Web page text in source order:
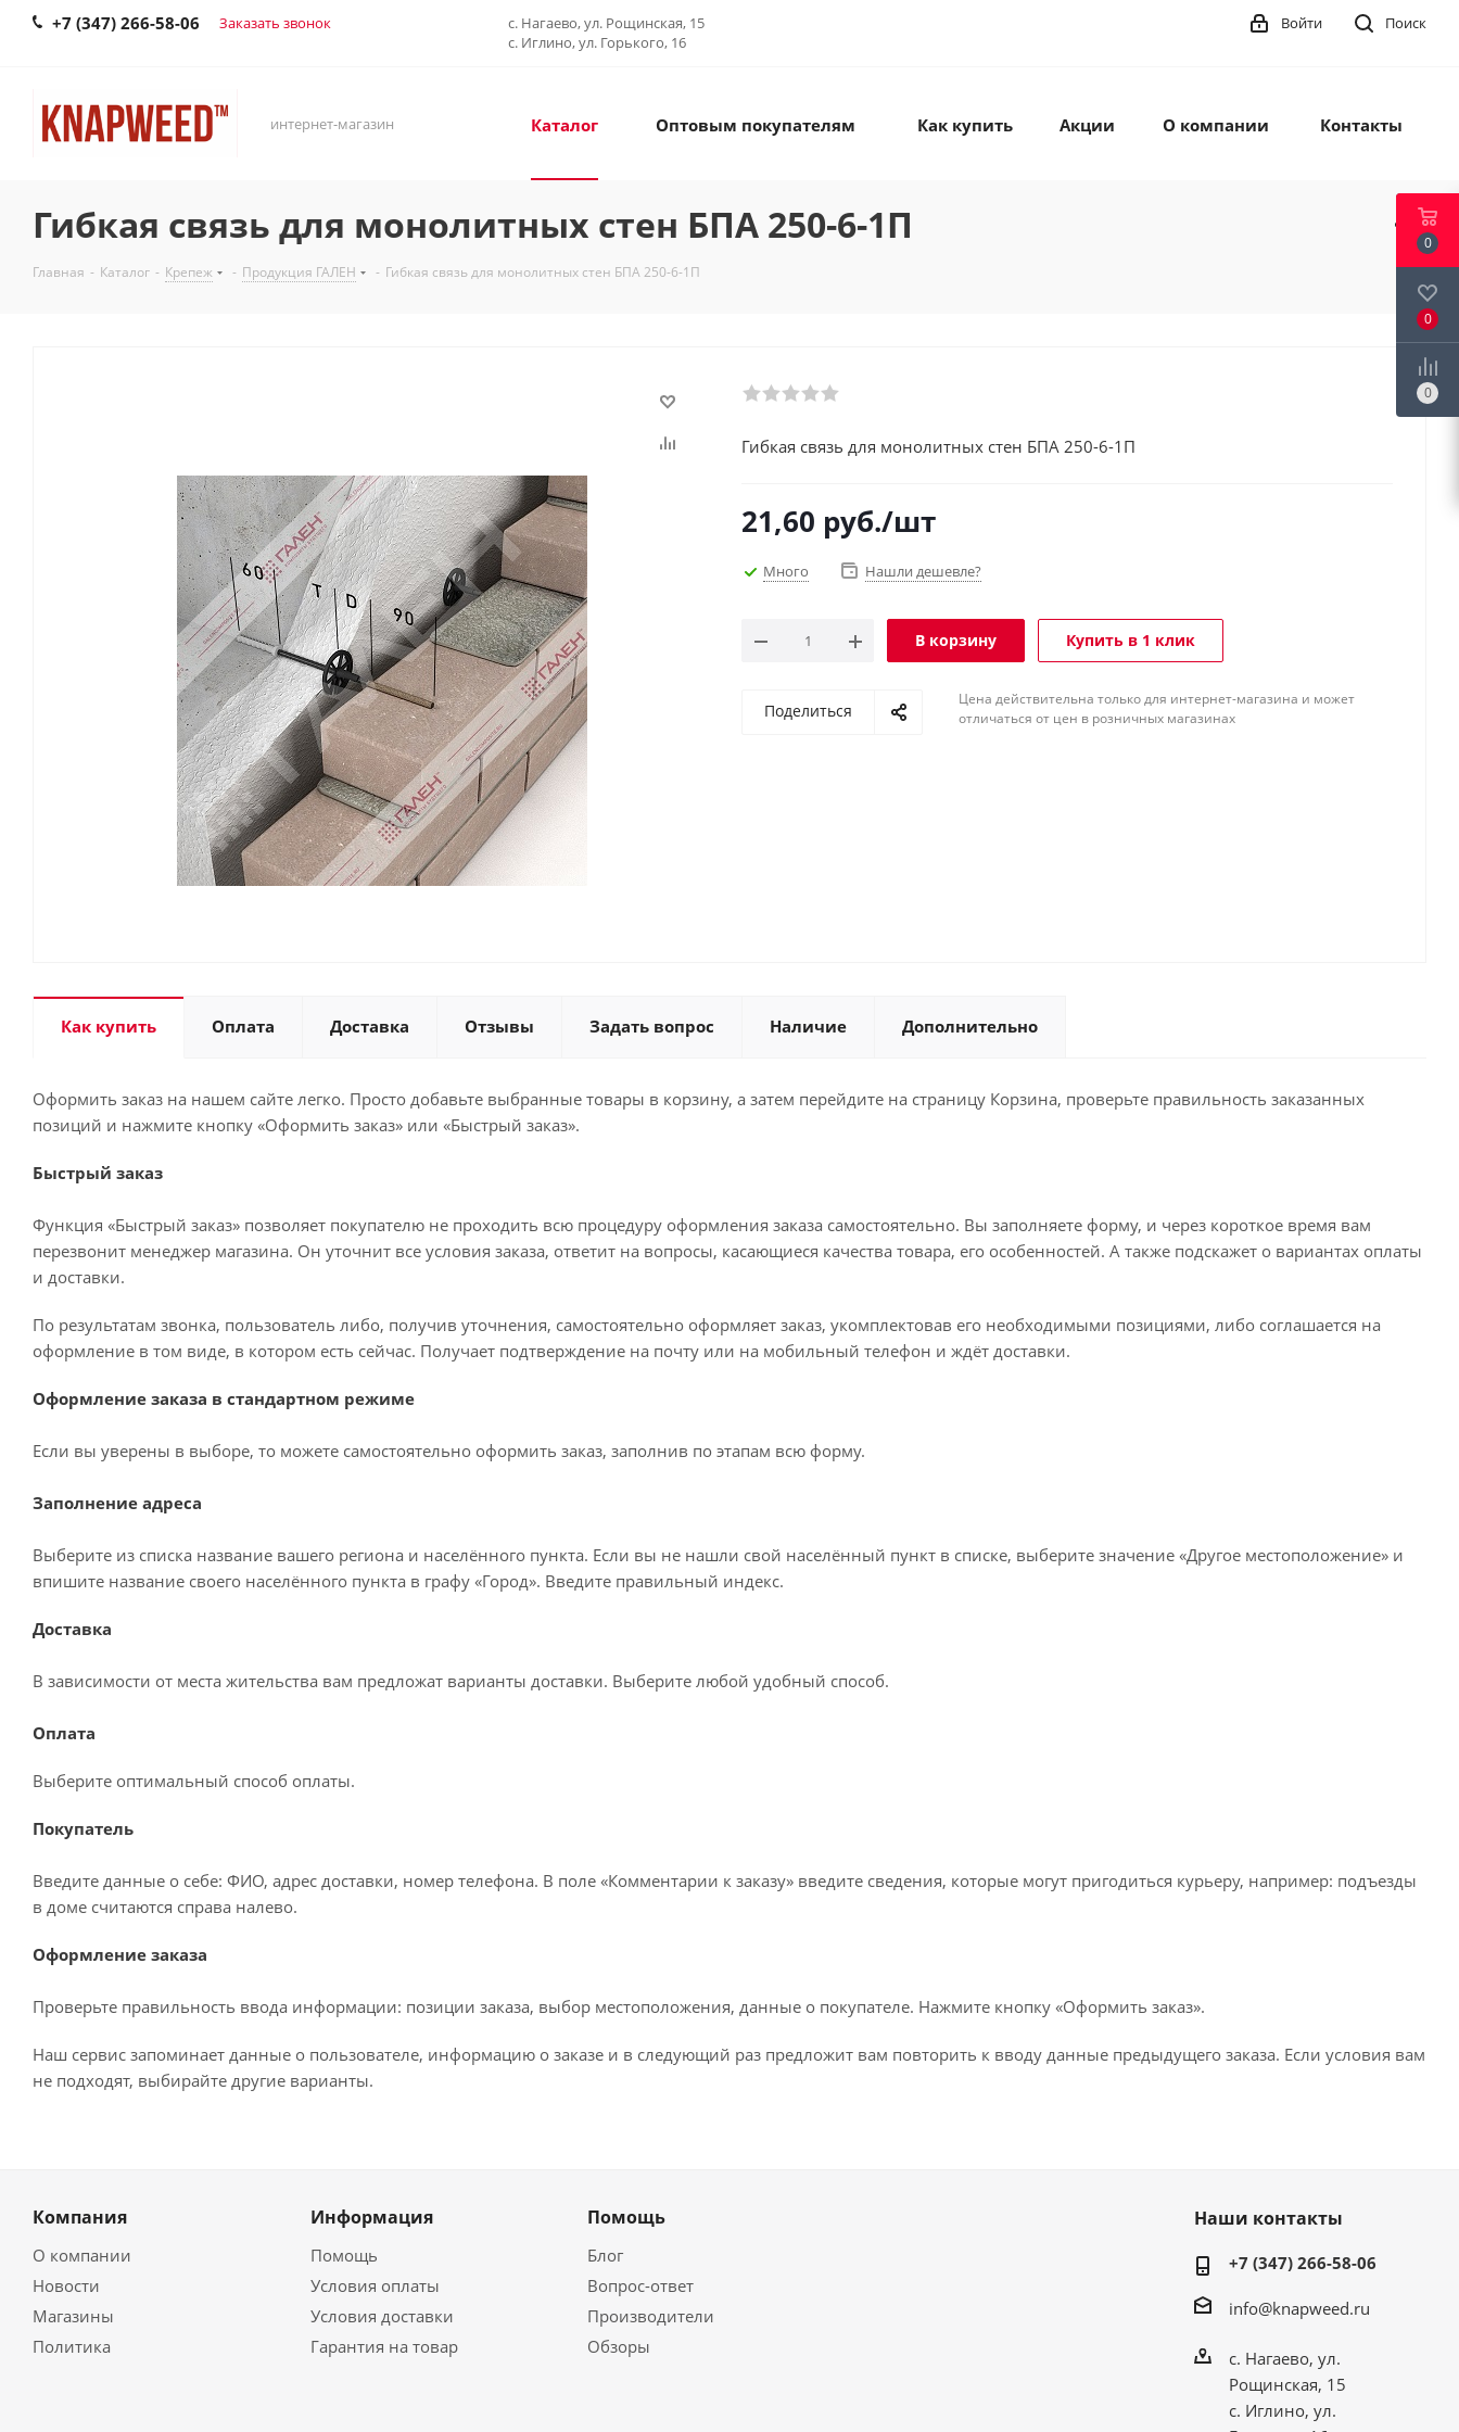
+7 (347) 266-58-06 Заказать звонок
с. Нагаево, ул. Рощинская, 15
с. Иглино, ул. Горького, 16
Поиск
Войти
интернет-магазин Каталог Оптовым покупателям Как купить Акции О компании Контакты
Гибкая связь для монолитных стен БПА 250-6-1П
Главная - Каталог - Крепеж - Продукция ГАЛЕН - Гибкая связь для монолитных стен БПА 250-6-1П
Гибкая связь для монолитных стен БПА 250-6-1П
21,60 руб./шт
Много Нашли дешевле?
В корзину Купить в 1 клик
Поделиться
Цена действительна только для интернет-магазина и может
отличаться от цен в розничных магазинах
Как купить Оплата Доставка Отзывы Задать вопрос Наличие Дополнительно
Оформить заказ на нашем сайте легко. Просто добавьте выбранные товары в корзину, а затем перейдите на страницу Корзина, проверьте правильность заказанных
позиций и нажмите кнопку «Оформить заказ» или «Быстрый заказ».
Быстрый заказ
Функция «Быстрый заказ» позволяет покупателю не проходить всю процедуру оформления заказа самостоятельно. Вы заполняете форму, и через короткое время вам
перезвонит менеджер магазина. Он уточнит все условия заказа, ответит на вопросы, касающиеся качества товара, его особенностей. А также подскажет о вариантах оплаты
и доставки.
По результатам звонка, пользователь либо, получив уточнения, самостоятельно оформляет заказ, укомплектовав его необходимыми позициями, либо соглашается на
оформление в том виде, в котором есть сейчас. Получает подтверждение на почту или на мобильный телефон и ждёт доставки.
Оформление заказа в стандартном режиме
Если вы уверены в выборе, то можете самостоятельно оформить заказ, заполнив по этапам всю форму.
Заполнение адреса
Выберите из списка название вашего региона и населённого пункта. Если вы не нашли свой населённый пункт в списке, выберите значение «Другое местоположение» и
впишите название своего населённого пункта в графу «Город». Введите правильный индекс.
Доставка
В зависимости от места жительства вам предложат варианты доставки. Выберите любой удобный способ.
Оплата
Выберите оптимальный способ оплаты.
Покупатель
Введите данные о себе: ФИО, адрес доставки, номер телефона. В поле «Комментарии к заказу» введите сведения, которые могут пригодиться курьеру, например: подъезды
в доме считаются справа налево.
Оформление заказа
Проверьте правильность ввода информации: позиции заказа, выбор местоположения, данные о покупателе. Нажмите кнопку «Оформить заказ».
Наш сервис запоминает данные о пользователе, информацию о заказе и в следующий раз предложит вам повторить к вводу данные предыдущего заказа. Если условия вам
не подходят, выбирайте другие варианты.
Компания
О компании
Новости
Магазины
Политика
Информация
Помощь
Условия оплаты
Условия доставки
Гарантия на товар
Помощь
Блог
Вопрос-ответ
Производители
Обзоры
Наши контакты
+7 (347) 266-58-06
info@knapweed.ru
с. Нагаево, ул.
Рощинская, 15
с. Иглино, ул.
0
0
0